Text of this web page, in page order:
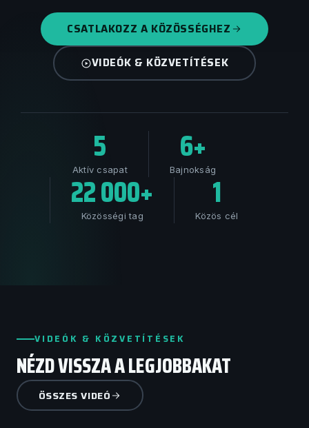
CSATLAKOZZ A KÖZÖSSÉGHEZ
VIDEÓK & KÖZVETÍTÉSEK
5
Aktív csapat
6+
Bajnokság
22 000+
Közösségi tag
1
Közös cél
VIDEÓK & KÖZVETÍTÉSEK
NÉZD VISSZA A LEGJOBBAKAT
ÖSSZES VIDEÓ